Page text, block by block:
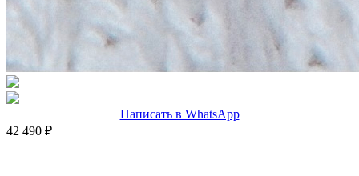
Написать в WhatsApp
42 490 ₽